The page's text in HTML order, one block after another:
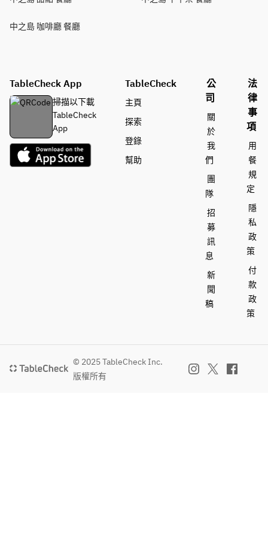
中之島 咖啡廳 餐廳
TableCheck App
掃描以下載
TableCheck
App
TableCheck
主頁
探索
登錄
幫助
公
司
關
於
我
們
團
隊
招
募
訊
息
新
聞
稿
法
律
事
項
用
餐
規
定
隱
私
政
策
付
款
政
策
© 2025 TableCheck Inc.
版權所有